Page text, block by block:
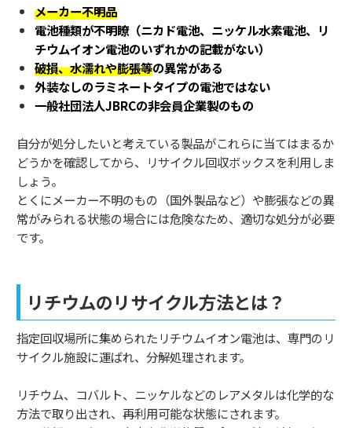
メーカー不明品
電池種類が不明瞭（ニカド電池、ニッケル水素電池、リ
チウムイオン電池のいずれかの記載がない）
破損、水濡れや膨張等の異常がある
外装なしのラミネートタイプの電池ではない
一般社団法人JBRCの非会員企業製のもの
自分が処分したいと考えている製品がこれらに当てはまるか
どうかを確認してから、リサイクル回収ボックスを利用しま
しょう。
とくにメーカー不明のもの（国外製品など）や膨張などの異
常がみられる状態の場合には危険なため、適切な処分が必要
です。
リチウムのリサイクル方法とは？
指定回収場所に集められたリチウムイオン電池は、専門のリ
サイクル施設に運ばれ、分解処理されます。
リチウム、コバルト、ニッケルなどのレアメタルは化学的な
方法で取り出され、再利用可能な状態にされます。